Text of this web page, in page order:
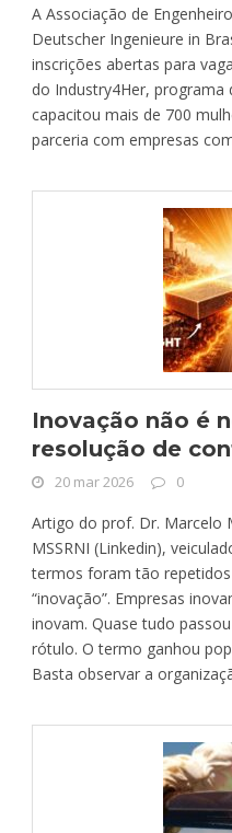
A Associação de
Deutscher Ingenieure in
inscrições abertas para
do Industry4Her, programa
capacitou mais de 700
parceria com empresas
Inovação não é
resolução de
20 mar 2026 0
Artigo do prof. Dr. Marcelo
MSSRNI (Linkedin),
termos foram tão
“inovação”. Empresas
inovam. Quase tudo
rótulo. O termo ganhou
Basta observar a